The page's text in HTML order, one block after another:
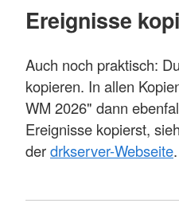
Ereignisse
Auch noch praktisch:
kopieren. In allen
WM 2026" dann
Ereignisse kopierst,
derdrkserver-Webseite.